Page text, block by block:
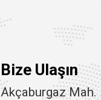
Bize Ulaşın
Akçaburgaz